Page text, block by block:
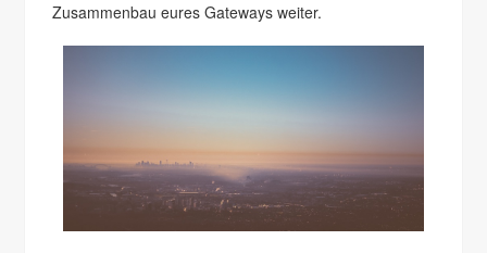
Zusammenbau eures Gateways weiter.